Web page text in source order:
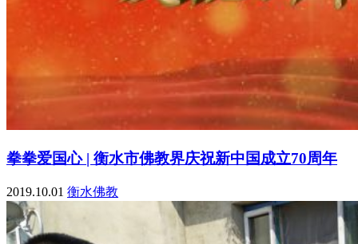
拳拳爱国心 | 衡水市佛教界庆祝新中国成立70周年
2019.10.01 衡水佛教